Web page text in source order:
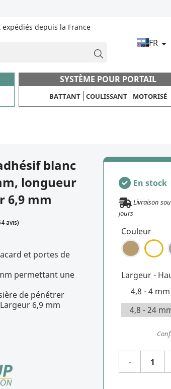
depuis la France
FR 
SYSTÈME POUR PORTAIL
BATTANT COULISSANT MOTORISÉ
blanc
longueur
6,9 mm
et portes de
permettant une
de pénétrer
6,9 mm
En stock
Livraison
jours
Couleur
Largeur -
4,8 - 4 mm
4,8 - 24